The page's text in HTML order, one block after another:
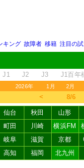
キング 故障者 移籍 注目の
J1 J2 J3 J1百年
2026年 1月 2月
＜ 8/6
仙台 秋田 山形
町田 川崎 横浜FM
岐阜 滋賀 京都
高知 福岡 北九州